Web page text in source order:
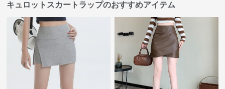
キュロットスカートラップのおすすめアイテム